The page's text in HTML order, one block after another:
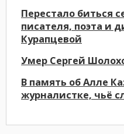
Перестало биться
писателя, поэта и
Курапцевой
Умер Сергей
В память об Алле
журналистке, чьё